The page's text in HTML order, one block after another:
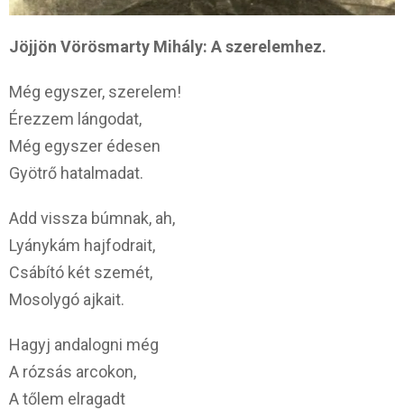
Jöjjön Vörösmarty Mihály: A szerelemhez.
Még egyszer, szerelem!
Érezzem lángodat,
Még egyszer édesen
Gyötrő hatalmadat.
Add vissza búmnak, ah,
Lyánykám hajfodrait,
Csábító két szemét,
Mosolygó ajkait.
Hagyj andalogni még
A rózsás arcokon,
A tőlem elragadt